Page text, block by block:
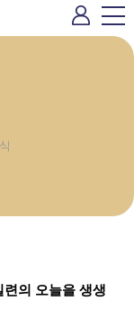
의 오늘을 생생